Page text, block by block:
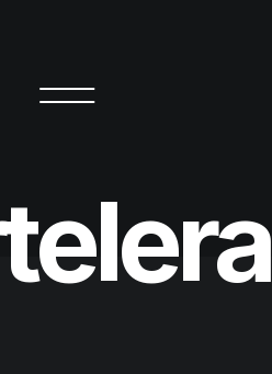
telera